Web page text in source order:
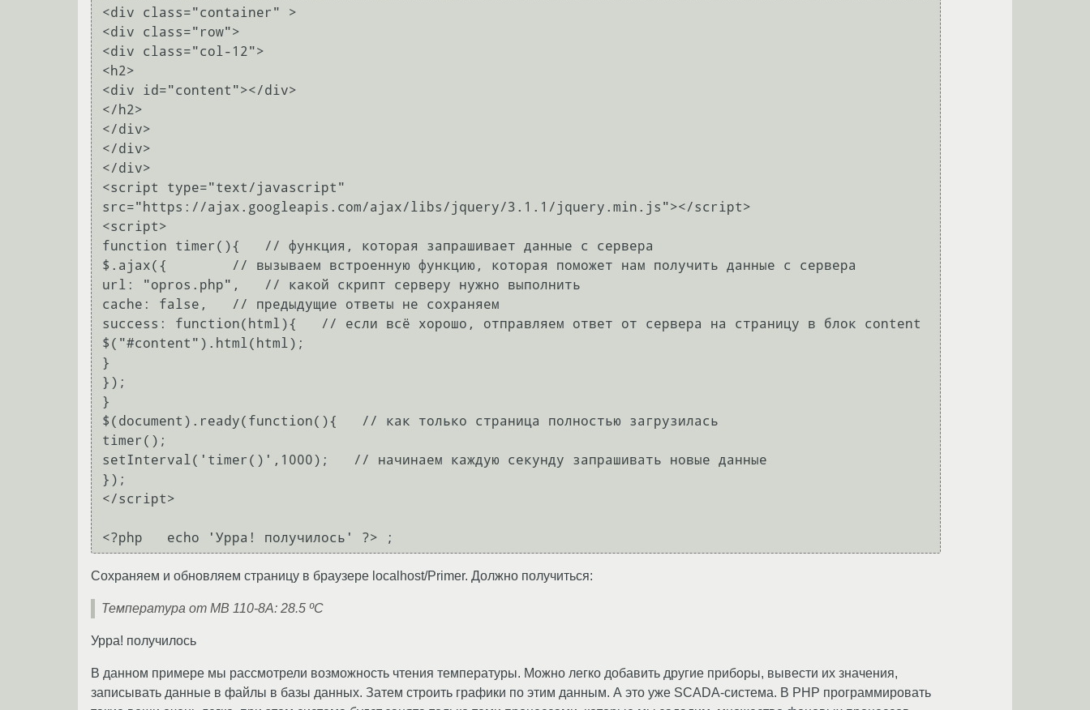
<div class="container" >
<div class="row">
<div class="col-12">
<h2>
<div id="content"></div>
</h2>
</div>
</div>
</div>
<script type="text/javascript"
src="https://ajax.googleapis.com/ajax/libs/jquery/3.1.1/jquery.min.js"></script>
<script>
function timer(){   // функция, которая запрашивает данные с сервера
$.ajax({        // вызываем встроенную функцию, которая поможет нам получить данные с сервера
url: "opros.php",   // какой скрипт серверу нужно выполнить
cache: false,   // предыдущие ответы не сохраняем
success: function(html){   // если всё хорошо, отправляем ответ от сервера на страницу в блок content
$("#content").html(html);
}
});
}
$(document).ready(function(){   // как только страница полностью загрузилась
timer();
setInterval('timer()',1000);   // начинаем каждую секунду запрашивать новые данные
});
</script>
Сохраняем и обновляем страницу в браузере localhost/Primer. Должно получиться:
Температура от МВ 110-8А: 28.5 ºС
Урра! получилось
В данном примере мы рассмотрели возможность чтения температуры. Можно легко добавить другие приборы, вывести их значения,
записывать данные в файлы в базы данных. Затем строить графики по этим данным. А это уже SCADA-система. В PHP программировать